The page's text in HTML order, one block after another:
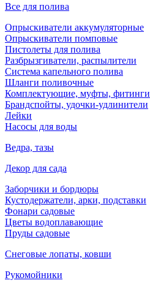
Все для полива
Опрыскиватели аккумуляторные
Опрыскиватели помповые
Пистолеты для полива
Разбрызгиватели, распылители
Система капельного полива
Шланги поливочные
Комплектующие, муфты, фитинги
Брандспойты, удочки-удлинители
Лейки
Насосы для воды
Ведра, тазы
Декор для сада
Заборчики и бордюры
Кустодержатели, арки, подставки
Фонари садовые
Цветы водоплавающие
Пруды садовые
Снеговые лопаты, ковши
Рукомойники